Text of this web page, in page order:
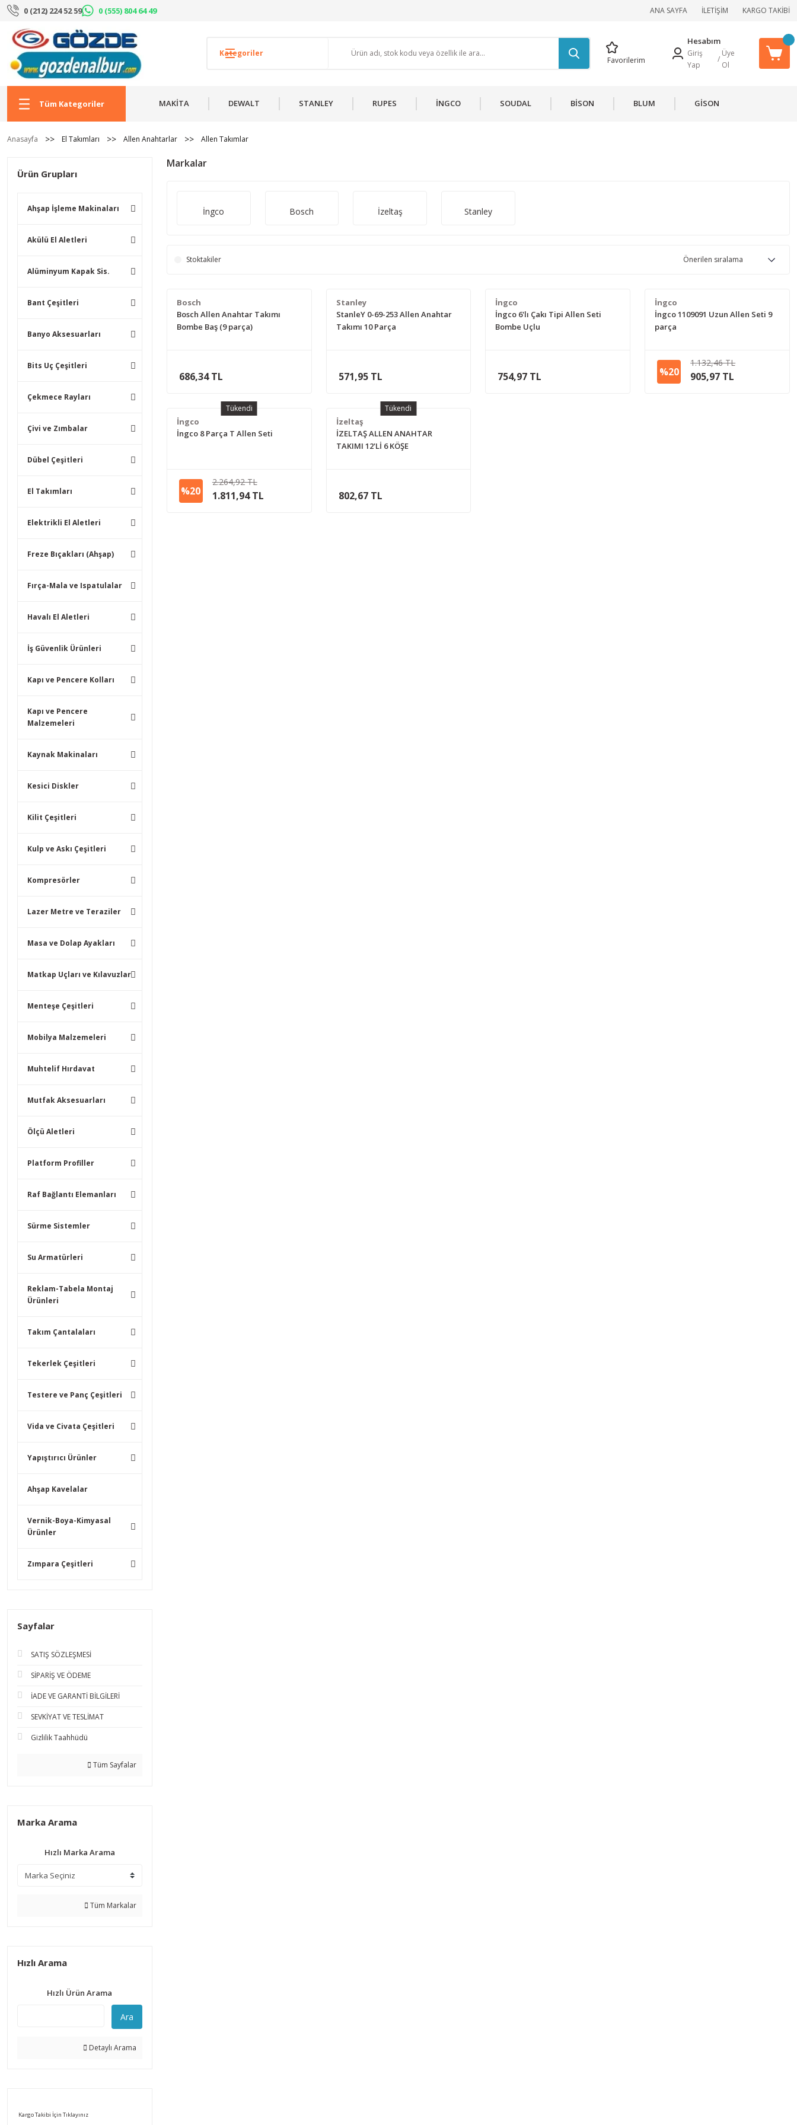
0 (212) 224 52 59 0 (555) 804 64 49 ANA SAYFA İLETİŞİM KARGO TAKİBİ
Favorilerim
Hesabım
Giriş
Yap
/
Üye
Ol
Tüm Kategoriler MAKİTA DEWALT STANLEY RUPES İNGCO SOUDAL BİSON BLUM GİSON
Anasayfa El Takımları Allen Anahtarlar Allen Takımlar
Ürün Grupları
Ahşap İşleme Makinaları
Akülü El Aletleri
Alüminyum Kapak Sis.
Bant Çeşitleri
Banyo Aksesuarları
Bits Uç Çeşitleri
Çekmece Rayları
Çivi ve Zımbalar
Dübel Çeşitleri
El Takımları
Elektrikli El Aletleri
Freze Bıçakları (Ahşap)
Fırça-Mala ve Ispatulalar
Havalı El Aletleri
İş Güvenlik Ürünleri
Kapı ve Pencere Kolları
Kapı ve Pencere
Malzemeleri
Kaynak Makinaları
Kesici Diskler
Kilit Çeşitleri
Kulp ve Askı Çeşitleri
Kompresörler
Lazer Metre ve Teraziler
Masa ve Dolap Ayakları
Matkap Uçları ve Kılavuzlar
Menteşe Çeşitleri
Mobilya Malzemeleri
Muhtelif Hırdavat
Mutfak Aksesuarları
Ölçü Aletleri
Platform Profiller
Raf Bağlantı Elemanları
Sürme Sistemler
Su Armatürleri
Reklam-Tabela Montaj
Ürünleri
Takım Çantalaları
Tekerlek Çeşitleri
Testere ve Panç Çeşitleri
Vida ve Civata Çeşitleri
Yapıştırıcı Ürünler
Ahşap Kavelalar
Vernik-Boya-Kimyasal
Ürünler
Zımpara Çeşitleri
Sayfalar
SATIŞ SÖZLEŞMESİ
SİPARİŞ VE ÖDEME
İADE VE GARANTİ BİLGİLERİ
SEVKİYAT VE TESLİMAT
Gizlilik Taahhüdü
Tüm Sayfalar
Marka Arama
Hızlı Marka Arama
Tüm Markalar
Hızlı Arama
Hızlı Ürün Arama
Ara
Detaylı Arama
Kargo Takibi İçin Tıklayınız
Markalar
İngco Bosch İzeltaş Stanley
Stoktakiler
Bosch
Bosch Allen Anahtar Takımı
Bombe Baş (9 parça)
686,34 TL
Stanley
StanleY 0-69-253 Allen Anahtar
Takımı 10 Parça
571,95 TL
İngco
İngco 6'lı Çakı Tipi Allen Seti
Bombe Uçlu
754,97 TL
İngco
İngco 1109091 Uzun Allen Seti 9
parça
%20
1.132,46 TL
905,97 TL
Tükendi
İngco
İngco 8 Parça T Allen Seti
%20
2.264,92 TL
1.811,94 TL
Tükendi
İzeltaş
İZELTAŞ ALLEN ANAHTAR
TAKIMI 12'Lİ 6 KÖŞE
802,67 TL